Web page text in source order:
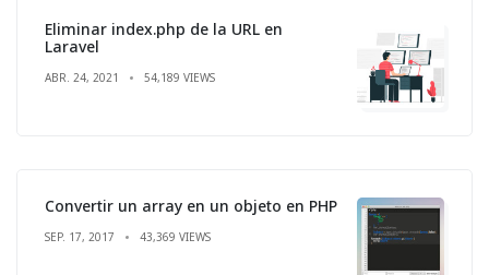
Eliminar index.php de la URL en
Laravel
ABR. 24, 2021 54,189 VIEWS
Convertir un array en un objeto en PHP
SEP. 17, 2017 43,369 VIEWS